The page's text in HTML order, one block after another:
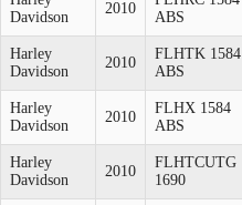
Davidson
2010
ABS
Harley
Davidson
2010
FLHTK 1584
ABS
Harley
Davidson
2010
FLHX 1584
ABS
Harley
Davidson
2010
FLHTCUTG
1690